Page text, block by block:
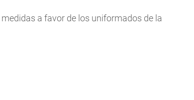
a favor de los uniformados de la